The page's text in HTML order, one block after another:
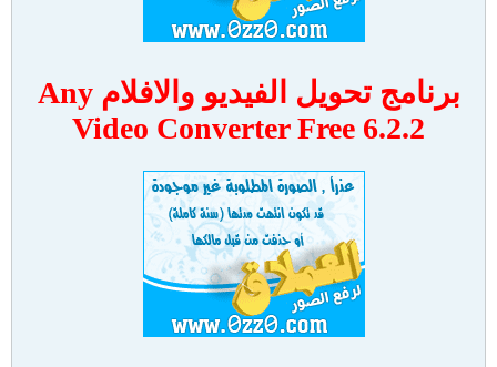
برنامج تحويل الفيديو والافلام Any
Video Converter Free 6.2.2